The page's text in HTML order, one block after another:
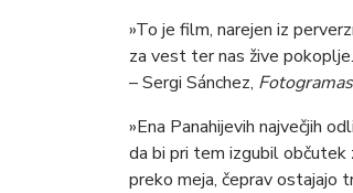
»To je film, narejen iz
za vest ter nas žive
– Sergi Sánchez, Fotogramas
»Ena Panahijevih največjih
da bi pri tem izgubil občutek
preko meja, čeprav ostajajo